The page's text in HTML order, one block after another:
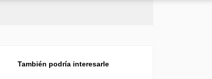
También podría interesarle